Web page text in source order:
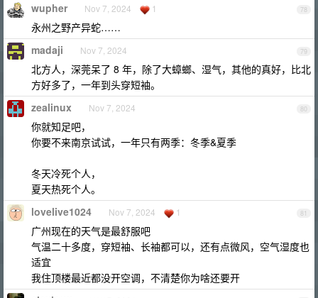
78
wupher Nov 7, 2024 1
永州之野产异蛇……
79
madaji Nov 7, 2024
北方人，深莞呆了 8 年，除了大蟑螂、湿气，其他的真好，比北
方好多了，一年到头穿短袖。
80
zealinux Nov 7, 2024
你就知足吧，
你要不来南京试试，一年只有两季：冬季&夏季
冬天冷死个人，
夏天热死个人。
81
lovelive1024 Nov 7, 2024 1
广州现在的天气是最舒服吧
气温二十多度，穿短袖、长袖都可以，还有点微风，空气湿度也
适宜
我住顶楼最近都没开空调，不清楚你为啥还要开